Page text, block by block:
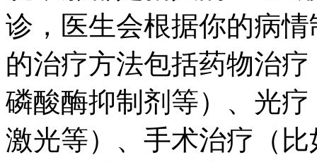
诊，医生会根据你的病
的治疗方法包括药物治
磷酸酶抑制剂等）、光
激光等）、手术治疗（